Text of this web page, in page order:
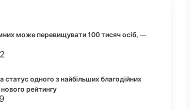
може перевищувати 100 тисяч осіб, —
статус одного з найбільших благодійних
рейтингу